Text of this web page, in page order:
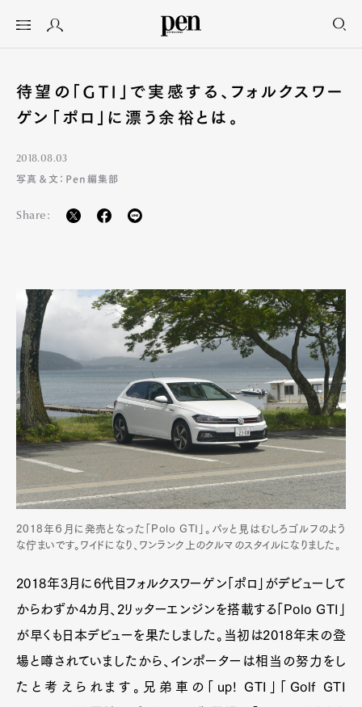
待望の「GTI」で実感する、フォルクスワー
ゲン「ポロ」に漂う余裕とは。
2018.08.03
写真＆文：Pen編集部
Share:
2018年６月に発売となった「Polo GTI」。パッと見はむしろゴルフのよう
な佇まいです。ワイドになり、ワンランク上のクルマのスタイルになりました。
2018年3月に6代目フォルクスワーゲン「ポロ」がデビューして
からわずか4カ月、2リッターエンジンを搭載する「Polo GTI」
が早くも日本デビューを果たしました。当初は2018年末の登
場と噂されていましたから、インポーターは相当の努力をし
たと考えられます。兄弟車の「up! GTI」「Golf GTI